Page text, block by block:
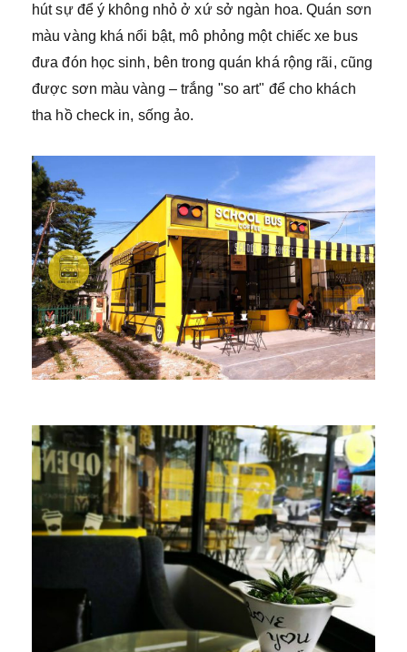
hút sự để ý không nhỏ ở xứ sở ngàn hoa. Quán sơn
màu vàng khá nổi bật, mô phỏng một chiếc xe bus
đưa đón học sinh, bên trong quán khá rộng rãi, cũng
được sơn màu vàng – trắng "so art" để cho khách
tha hồ check in, sống ảo.